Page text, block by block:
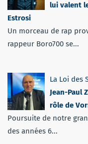
lui valent
Estrosi
Un morceau de rap
rappeur Boro700 se...
La Loi des
Jean-Paul
rôle de
Poursuite de notre
des années 6...